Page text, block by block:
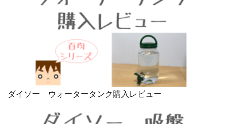
ダイソー ウォータータンク購入レビュー